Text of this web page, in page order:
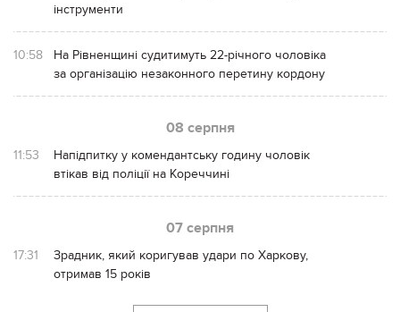
інструменти
10:58
На Рівненщині судитимуть 22-річного чоловіка
за організацію незаконного перетину кордону
08 серпня
11:53
Напідпитку у комендантську годину чоловік
втікав від поліції на Кореччині
07 серпня
17:31
Зрадник, який коригував удари по Харкову,
отримав 15 років